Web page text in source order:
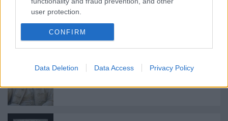
user protection.
CONFIRM
Data Deletion Data Access Privacy Policy
Dugótánc